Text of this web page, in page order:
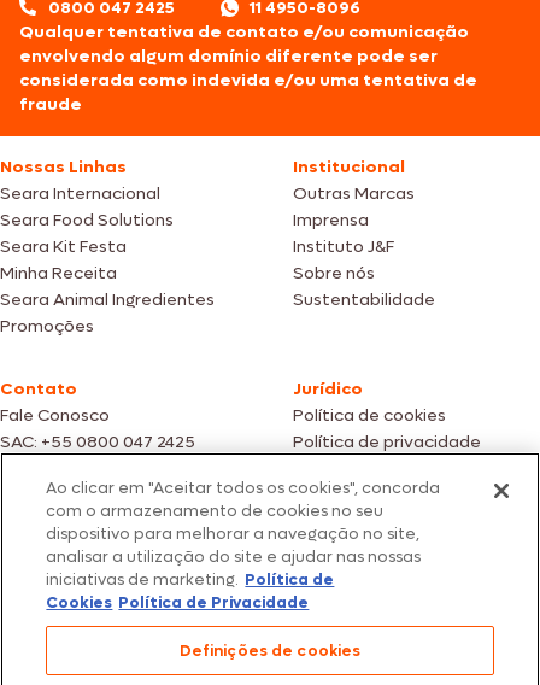
0800 047 2425
11 4950-8096
Qualquer tentativa de contato e/ou comunicação
envolvendo algum domínio diferente pode ser
considerada como indevida e/ou uma tentativa de
fraude
Nossas Linhas
Seara Internacional
Seara Food Solutions
Seara Kit Festa
Minha Receita
Seara Animal Ingredientes
Promoções
Institucional
Outras Marcas
Imprensa
Instituto J&F
Sobre nós
Sustentabilidade
Contato
Fale Conosco
SAC: +55 0800 047 2425
Jurídico
Política de cookies
Política de privacidade
Fotos meramente ilustrativas | Ofertas válidas enquanto durarem os
estoques dos nossos parceiros | Vendas sujeitas a análise e confirmação
de dados.
Os preços, promoções e condições de pagamento são válidos
exclusivamente para compras efetuadas em nossos parceiros.
Todos os produtos estão sujeitos a disponibilidade de estoque.
São Paulo/SP – CEP 05.118-100
© 2026 Seara. Todos os direitos reservados
Ao clicar em "Aceitar todos os cookies", concorda
com o armazenamento de cookies no seu
dispositivo para melhorar a navegação no site,
analisar a utilização do site e ajudar nas nossas
iniciativas de marketing. Política de
Cookies Política de Privacidade
Definições de cookies